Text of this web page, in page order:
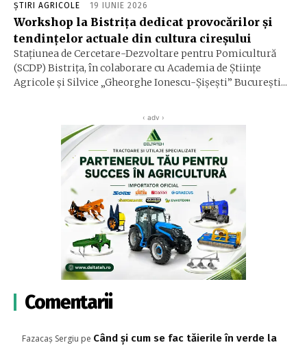
ȘTIRI AGRICOLE 19 IUNIE 2026
Workshop la Bistrița dedicat provocărilor și
tendințelor actuale din cultura cireșului
Stațiunea de Cercetare-Dezvoltare pentru Pomicultură
(SCDP) Bistrița, în colaborare cu Academia de Științe
Agricole și Silvice „Gheorghe Ionescu-Șișești” București...
‹ adv ›
Comentarii
Fazacaș Sergiu pe Când și cum se fac tăierile în verde la